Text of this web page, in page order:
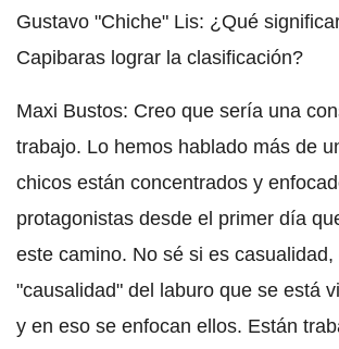
Gustavo "Chiche" Lis: ¿Qué
Capibaras lograr la clasificación?
Maxi Bustos: Creo que sería una
trabajo. Lo hemos hablado más de
chicos están concentrados y
protagonistas desde el primer día
este camino. No sé si es casualidad,
"causalidad" del laburo que se está
y en eso se enfocan ellos. Están